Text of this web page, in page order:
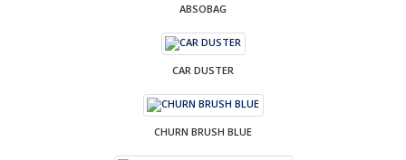
ABSOBAG
CAR DUSTER
CHURN BRUSH BLUE